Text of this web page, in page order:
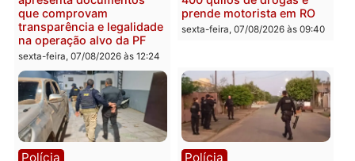
Plano de Governo com
228 projetos, metas
públicas e
acompanhamento de
resultados
sexta-feira, 07/08/2026 às 18:49
Evanildo pode ser o
primeiro pastor de
Rondônia na Câmara
sexta-feira, 07/08/2026 às